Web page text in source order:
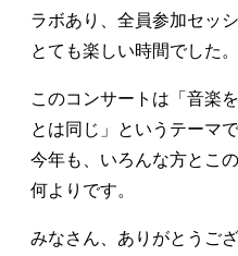
ラボあり、全員参加セッ
とても楽しい時間でした。
このコンサートは「音楽
とは同じ」というテーマで
今年も、いろんな方とこ
何よりです。
みなさん、ありがとうご